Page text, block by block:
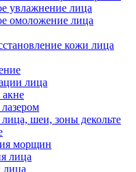
увлажнение лица
омоложение лица
кожи лица
лица
акне
шеи, зоны декольте
морщин
лица
лица